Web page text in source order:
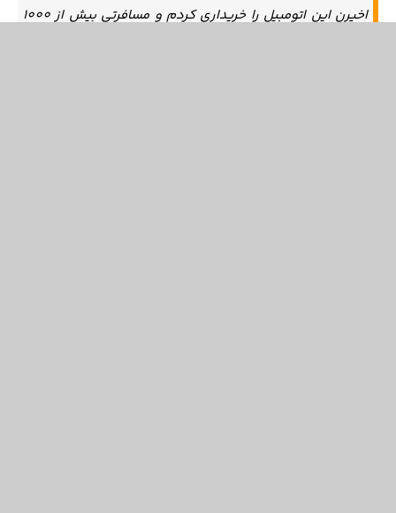
اخیرن این اتومبیل را خریداری کردم و مسافرتی بیش از 1000